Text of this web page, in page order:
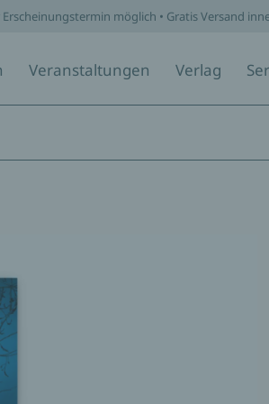
möglich • Gratis Versand
Veranstaltungen Verlag